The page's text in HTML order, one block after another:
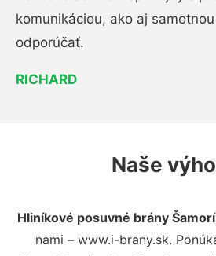
komunikáciou, ako aj
odporúčať.
RICHARD
Naše
Hliníkové posuvné brány
nami – www.i-brany.sk.